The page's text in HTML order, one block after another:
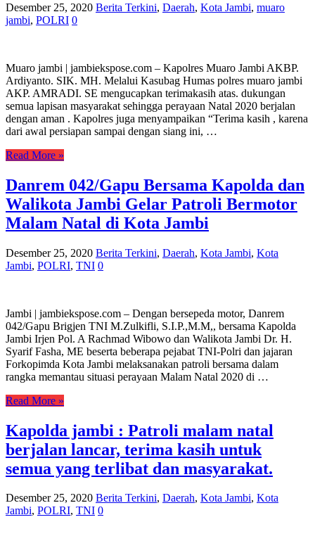
Desember 25, 2020 Berita Terkini, Daerah, Kota Jambi, muaro
jambi, POLRI 0
Muaro jambi | jambiekspose.com – Kapolres Muaro Jambi AKBP.
Ardiyanto. SIK. MH. Melalui Kasubag Humas polres muaro jambi
AKP. AMRADI. SE mengucapkan terimakasih atas. dukungan
semua lapisan masyarakat sehingga perayaan Natal 2020 berjalan
dengan aman . Kapolres juga menyampaikan “Terima kasih , karena
dari awal persiapan sampai dengan siang ini, …
Read More »
Danrem 042/Gapu Bersama Kapolda dan
Walikota Jambi Gelar Patroli Bermotor
Malam Natal di Kota Jambi
Desember 25, 2020 Berita Terkini, Daerah, Kota Jambi, Kota
Jambi, POLRI, TNI 0
Jambi | jambiekspose.com – Dengan bersepeda motor, Danrem
042/Gapu Brigjen TNI M.Zulkifli, S.I.P.,M.M,, bersama Kapolda
Jambi Irjen Pol. A Rachmad Wibowo dan Walikota Jambi Dr. H.
Syarif Fasha, ME beserta beberapa pejabat TNI-Polri dan jajaran
Forkopimda Kota Jambi melaksanakan patroli bersama dalam
rangka memantau situasi perayaan Malam Natal 2020 di …
Read More »
Kapolda jambi : Patroli malam natal
berjalan lancar, terima kasih untuk
semua yang terlibat dan masyarakat.
Desember 25, 2020 Berita Terkini, Daerah, Kota Jambi, Kota
Jambi, POLRI, TNI 0